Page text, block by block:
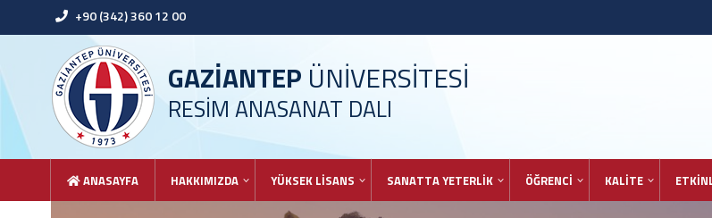
+90 (342) 360 12 00
GAZİANTEP ÜNİVERSİTESİ
RESİM ANASANAT DALI
ANASAYFA HAKKIMIZDA YÜKSEK LİSANS SANATTA YETERLİK ÖĞRENCİ KALİTE